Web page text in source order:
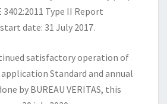
Type II Report
date: 31 July 2017.
satisfactory operation of
Standard and annual
by BUREAU VERITAS, this